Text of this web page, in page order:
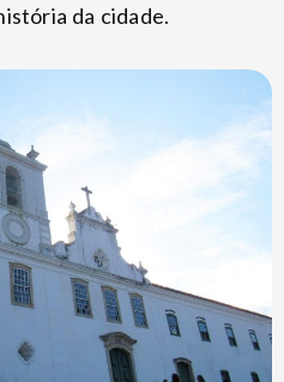
da cidade.